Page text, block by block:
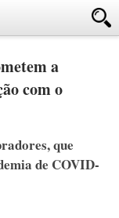
a
com o
que
de COVID-